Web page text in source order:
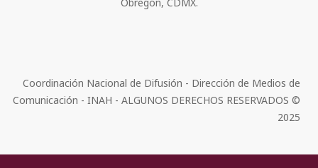
Coordinación Nacional de Difusión - Dirección de Medios de
Comunicación - INAH - ALGUNOS DERECHOS RESERVADOS ©
2025